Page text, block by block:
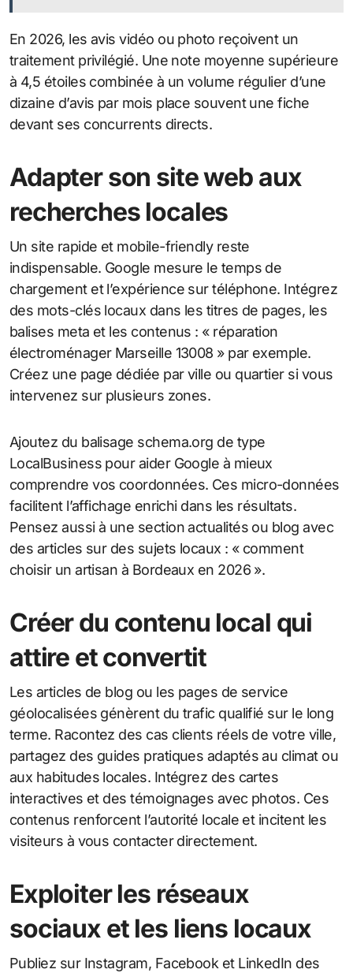
En 2026, les avis vidéo ou photo reçoivent un
traitement privilégié. Une note moyenne supérieure
à 4,5 étoiles combinée à un volume régulier d’une
dizaine d’avis par mois place souvent une fiche
devant ses concurrents directs.
Adapter son site web aux
recherches locales
Un site rapide et mobile-friendly reste
indispensable. Google mesure le temps de
chargement et l’expérience sur téléphone. Intégrez
des mots-clés locaux dans les titres de pages, les
balises meta et les contenus : « réparation
électroménager Marseille 13008 » par exemple.
Créez une page dédiée par ville ou quartier si vous
intervenez sur plusieurs zones.
Ajoutez du balisage schema.org de type
LocalBusiness pour aider Google à mieux
comprendre vos coordonnées. Ces micro-données
facilitent l’affichage enrichi dans les résultats.
Pensez aussi à une section actualités ou blog avec
des articles sur des sujets locaux : « comment
choisir un artisan à Bordeaux en 2026 ».
Créer du contenu local qui
attire et convertit
Les articles de blog ou les pages de service
géolocalisées génèrent du trafic qualifié sur le long
terme. Racontez des cas clients réels de votre ville,
partagez des guides pratiques adaptés au climat ou
aux habitudes locales. Intégrez des cartes
interactives et des témoignages avec photos. Ces
contenus renforcent l’autorité locale et incitent les
visiteurs à vous contacter directement.
Exploiter les réseaux
sociaux et les liens locaux
Publiez sur Instagram, Facebook et LinkedIn des